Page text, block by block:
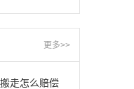
更多>>
走怎么赔偿